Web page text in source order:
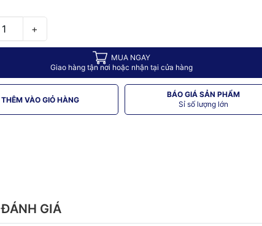
+
MUA NGAY
Giao hàng tận nơi hoặc nhận tại cửa hàng
THÊM VÀO GIỎ HÀNG
BÁO GIÁ SẢN PHẨM
Sỉ số lượng lớn
ĐÁNH GIÁ